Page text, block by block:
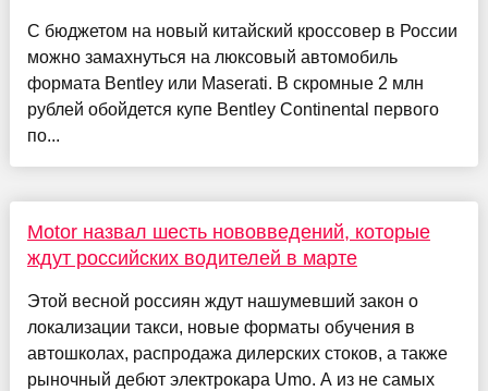
С бюджетом на новый китайский кроссовер в России
можно замахнуться на люксовый автомобиль
формата Bentley или Maserati. В скромные 2 млн
рублей обойдется купе Bentley Continental первого
по...
Motor назвал шесть нововведений, которые
ждут российских водителей в марте
Этой весной россиян ждут нашумевший закон о
локализации такси, новые форматы обучения в
автошколах, распродажа дилерских стоков, а также
рыночный дебют электрокара Umo. А из не самых